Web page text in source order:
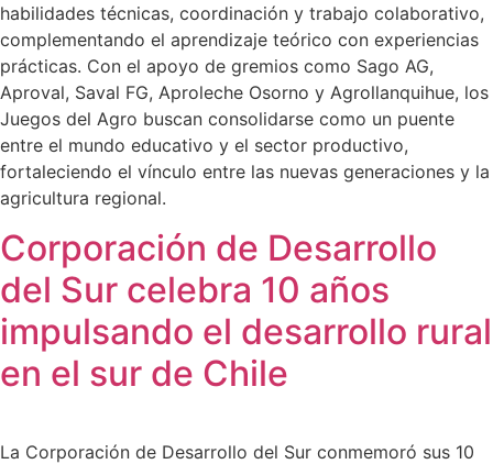
habilidades técnicas, coordinación y trabajo colaborativo,
complementando el aprendizaje teórico con experiencias
prácticas. Con el apoyo de gremios como Sago AG,
Aproval, Saval FG, Aproleche Osorno y Agrollanquihue, los
Juegos del Agro buscan consolidarse como un puente
entre el mundo educativo y el sector productivo,
fortaleciendo el vínculo entre las nuevas generaciones y la
agricultura regional.
Corporación de Desarrollo
del Sur celebra 10 años
impulsando el desarrollo rural
en el sur de Chile
La Corporación de Desarrollo del Sur conmemoró sus 10